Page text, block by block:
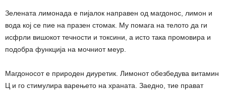
Зелената лимонада е пијалок направен од магдонос, лимон и
вода кој се пие на празен стомак. Му помага на телото да ги
исфрли вишокот течности и токсини, а исто така промовира и
подобра функција на мочниот меур.
Магдоносот е природен диуретик. Лимонот обезбедува витамин
Ц и го стимулира варењето на храната. Заедно, тие прават